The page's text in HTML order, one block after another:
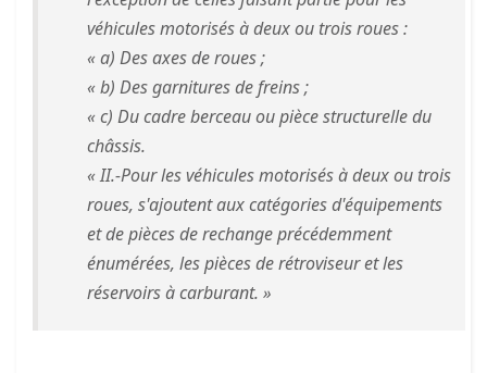
véhicules motorisés à deux ou trois roues :
« a) Des axes de roues ;
« b) Des garnitures de freins ;
« c) Du cadre berceau ou pièce structurelle du
châssis.
« II.-Pour les véhicules motorisés à deux ou trois
roues, s'ajoutent aux catégories d'équipements
et de pièces de rechange précédemment
énumérées, les pièces de rétroviseur et les
réservoirs à carburant. »